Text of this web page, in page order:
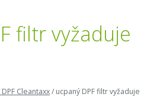
filtr vyžaduje
Cleantaxx/ucpaný DPF filtr vyžaduje